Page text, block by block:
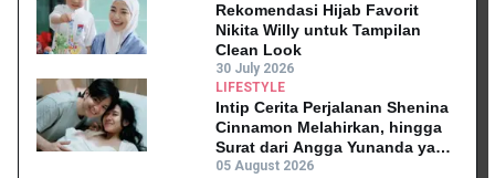
Rekomendasi Hijab Favorit
Nikita Willy untuk Tampilan
Clean Look
30 July 2026
LIFESTYLE
Intip Cerita Perjalanan Shenina
Cinnamon Melahirkan, hingga
Surat dari Angga Yunanda yang
Mengharukan!
05 August 2026